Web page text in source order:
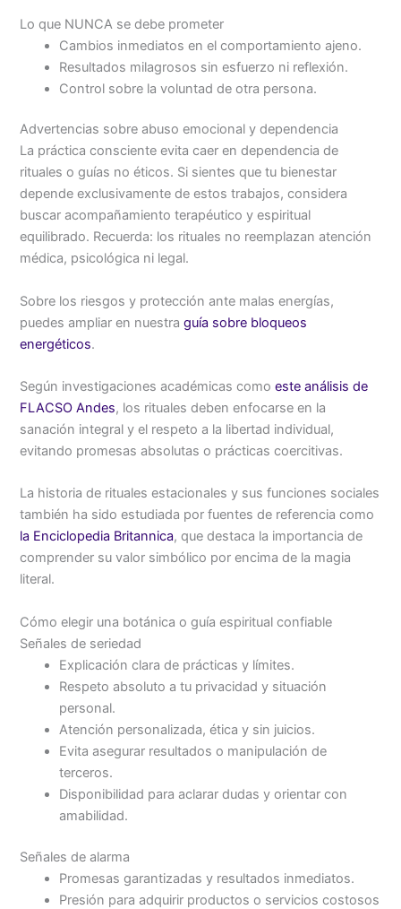
Lo que NUNCA se debe prometer
Cambios inmediatos en el comportamiento ajeno.
Resultados milagrosos sin esfuerzo ni reflexión.
Control sobre la voluntad de otra persona.
Advertencias sobre abuso emocional y dependencia
La práctica consciente evita caer en dependencia de
rituales o guías no éticos. Si sientes que tu bienestar
depende exclusivamente de estos trabajos, considera
buscar acompañamiento terapéutico y espiritual
equilibrado. Recuerda: los rituales no reemplazan atención
médica, psicológica ni legal.
Sobre los riesgos y protección ante malas energías,
puedes ampliar en nuestraguía sobre bloqueos
energéticos.
Según investigaciones académicas comoeste análisis de
FLACSO Andes, los rituales deben enfocarse en la
sanación integral y el respeto a la libertad individual,
evitando promesas absolutas o prácticas coercitivas.
La historia de rituales estacionales y sus funciones sociales
también ha sido estudiada por fuentes de referencia como
la Enciclopedia Britannica, que destaca la importancia de
comprender su valor simbólico por encima de la magia
literal.
Cómo elegir una botánica o guía espiritual confiable
Señales de seriedad
Explicación clara de prácticas y límites.
Respeto absoluto a tu privacidad y situación
personal.
Atención personalizada, ética y sin juicios.
Evita asegurar resultados o manipulación de
terceros.
Disponibilidad para aclarar dudas y orientar con
amabilidad.
Señales de alarma
Promesas garantizadas y resultados inmediatos.
Presión para adquirir productos o servicios costosos